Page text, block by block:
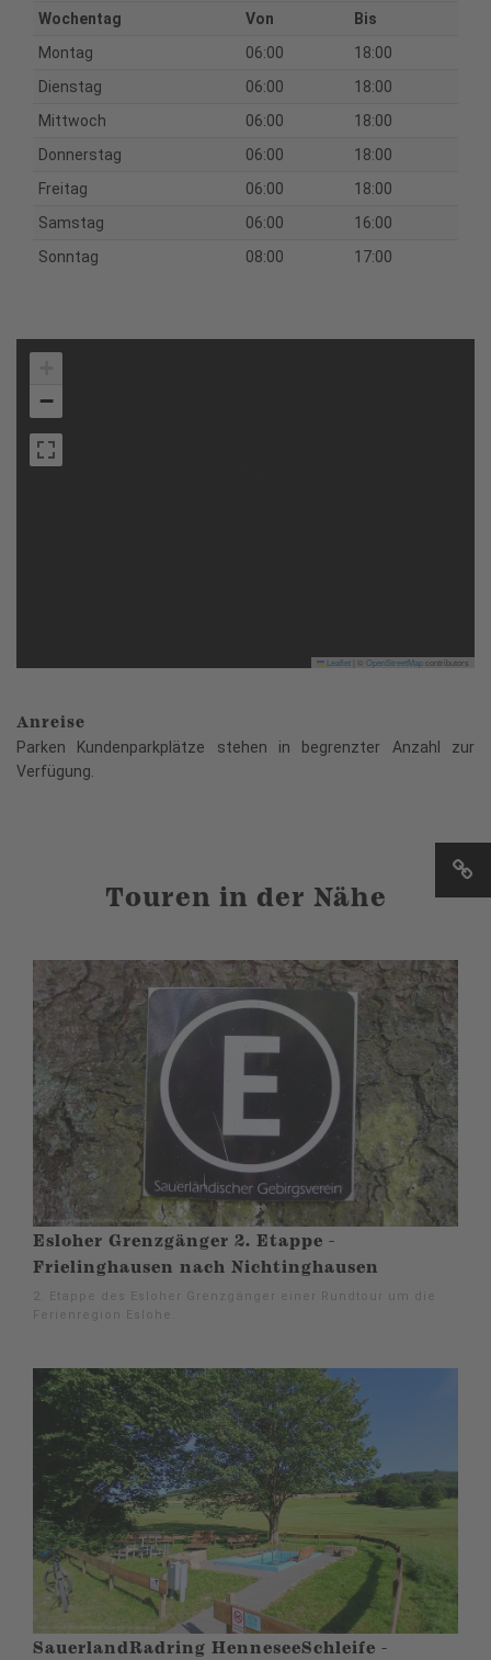
Wochentag Von
Bis
Montag
06:00
18:00
Dienstag
06:00
18:00
Mittwoch
06:00
18:00
Donnerstag
06:00
18:00
Freitag
06:00
18:00
Samstag
06:00
16:00
Sonntag
08:00 17:00
−
Leaflet OpenStreetMapcontributors
Anreise
Parken Kundenparkplätze stehen in begrenzter Anzahl zur
Verfügung.
Touren in der Nähe
Esloher Grenzgänger 2. Etappe -
Frielinghausen nach Nichtinghausen
2. Etappe des Esloher Grenzgänger einer Rundtour um die
Ferienregion Eslohe.
SauerlandRadring HenneseeSchleife -